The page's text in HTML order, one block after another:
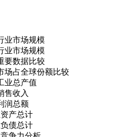
业市场规模
业市场规模
要数据比较
场占全球份额比较
业总产值
售收入
润总额
产总计
债总计